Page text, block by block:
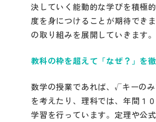
決していく能動的な学びを積極
度を身につけることが期待でき
の取り組みを展開していきます。
教科の枠を超えて「なぜ？」を
数学の授業であれば、√キーの
を考えたり、理科では、年間１
学習を行っています。定理や公